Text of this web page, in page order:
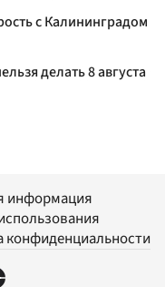
с Калининградом
делать 8 августа
информация
конфиденциальности